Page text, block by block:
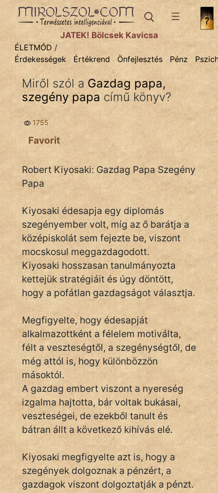
ÉLETMÓDtémák:
Egészség
Gyerekpszicho
Mese
Pénz
Pszichológia
Ünnepek
IRODALOM
SZÓLÁS
És
KÖZMONDÁS
PSZICHO
ZENE
FILM
ÉLETMÓD
MAGYARSÁG
És
TÖRTÉNELEM
cinege
fantom
JÁTÉK! Bölcsek Kavicsa
ÉLETMÓD /
Érdekességek
Értékrend Önfejlesztés Pénz
Miről szól a Gazdag papa,
szegény papa című könyv?
1755
Favorit
Robert Kiyosaki: Gazdag Papa Szegény
Papa
Kiyosaki édesapja egy diplomás
szegényember volt, míg az ő barátja a
középiskolát sem fejezte be, viszont
mocskosul meggazdagodott.
Kiyosaki hosszasan tanulmányozta
kettejük stratégiáit és úgy döntött,
hogy a pofátlan gazdagságot választja.
Megfigyelte, hogy édesapját
alkalmazottként a félelem motiválta,
félt a veszteségtől, a szegénységtől, de
még attól is, hogy különbözzön
másoktól.
A gazdag embert viszont a nyereség
izgalma hajtotta, bár voltak bukásai,
veszteségei, de ezekből tanult és
bátran állt a következő kihívás elé.
Kiyosaki megfigyelte azt is, hogy a
szegények dolgoznak a pénzért, a
gazdagok viszont dolgoztatják a pénzt.